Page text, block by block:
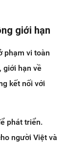
giới hạn
phạm vi toàn
giới hạn về
kết nối với
phát triển.
người Việt và